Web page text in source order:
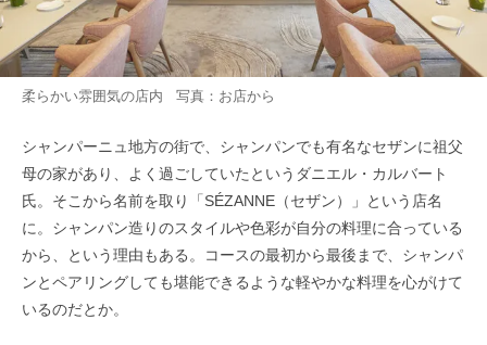
柔らかい雰囲気の店内 写真：お店から
シャンパーニュ地方の街で、シャンパンでも有名なセザンに祖父
母の家があり、よく過ごしていたというダニエル・カルバート
氏。そこから名前を取り「SÉZANNE（セザン）」という店名
に。シャンパン造りのスタイルや色彩が自分の料理に合っている
から、という理由もある。コースの最初から最後まで、シャンパ
ンとペアリングしても堪能できるような軽やかな料理を心がけて
いるのだとか。